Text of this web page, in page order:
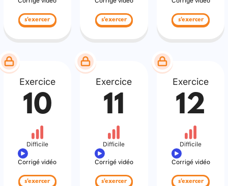
s'exercer s'exercer s'exercer
Exercice
10
Difficile
Corrigé vidéo
s'exercer
Exercice
11
Difficile
Corrigé vidéo
s'exercer
Exercice
12
Difficile
Corrigé vidéo
s'exercer